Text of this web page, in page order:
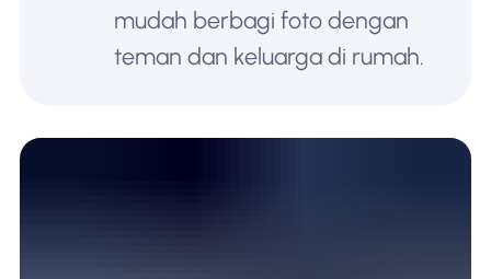
mudah berbagi foto dengan
teman dan keluarga di rumah.